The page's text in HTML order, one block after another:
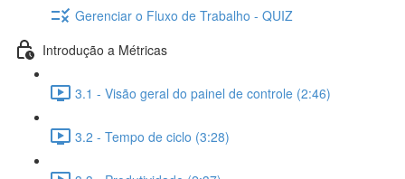
Gerenciar o Fluxo de Trabalho - QUIZ
Introdução a Métricas
3.1 - Visão geral do painel de controle (2:46)
3.2 - Tempo de ciclo (3:28)